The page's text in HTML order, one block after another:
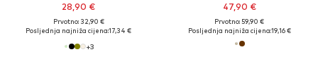
28,90 €
Prvotno: 32,90 €
Posljednja najniža cijena:17,34 €
+3
47,90 €
Prvotno: 59,90 €
Posljednja najniža cijena:19,16 €